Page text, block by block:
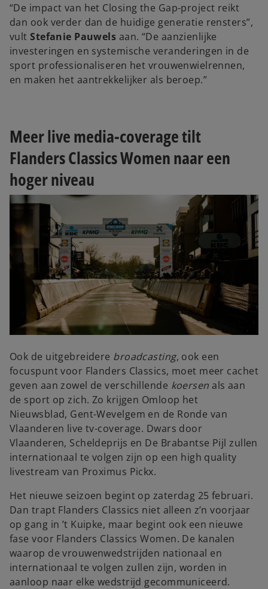
“De impact van het Closing the Gap-project reikt
dan ook verder dan de huidige generatie rensters”,
vultStefanie Pauwels aan. “De aanzienlijke
investeringen en systemische veranderingen in de
sport professionaliseren het vrouwenwielrennen,
en maken het aantrekkelijker als beroep.”
Meer live media-coverage tilt
Flanders Classics Women naar een
hoger niveau
Ook de uitgebreidere broadcasting, ook een
focuspunt voor Flanders Classics, moet meer cachet
geven aan zowel de verschillende koersen als aan
de sport op zich. Zo krijgen Omloop het
Nieuwsblad, Gent-Wevelgem en de Ronde van
Vlaanderen live tv-coverage. Dwars door
Vlaanderen, Scheldeprijs en De Brabantse Pijl zullen
internationaal te volgen zijn op een high quality
livestream van Proximus Pickx.
Het nieuwe seizoen begint op zaterdag 25 februari.
Dan trapt Flanders Classics niet alleen z’n voorjaar
op gang in ’t Kuipke, maar begint ook een nieuwe
fase voor Flanders Classics Women. De kanalen
waarop de vrouwenwedstrijden nationaal en
internationaal te volgen zullen zijn, worden in
aanloop naar elke wedstrijd gecommuniceerd.